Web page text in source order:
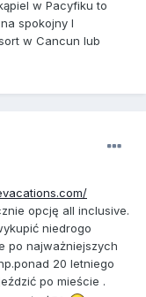
w Pacyfiku to
spokojny I
w Cancun lub
opcję all inclusive.
niedrogo
po najważniejszych
20 letniego
po mieście .